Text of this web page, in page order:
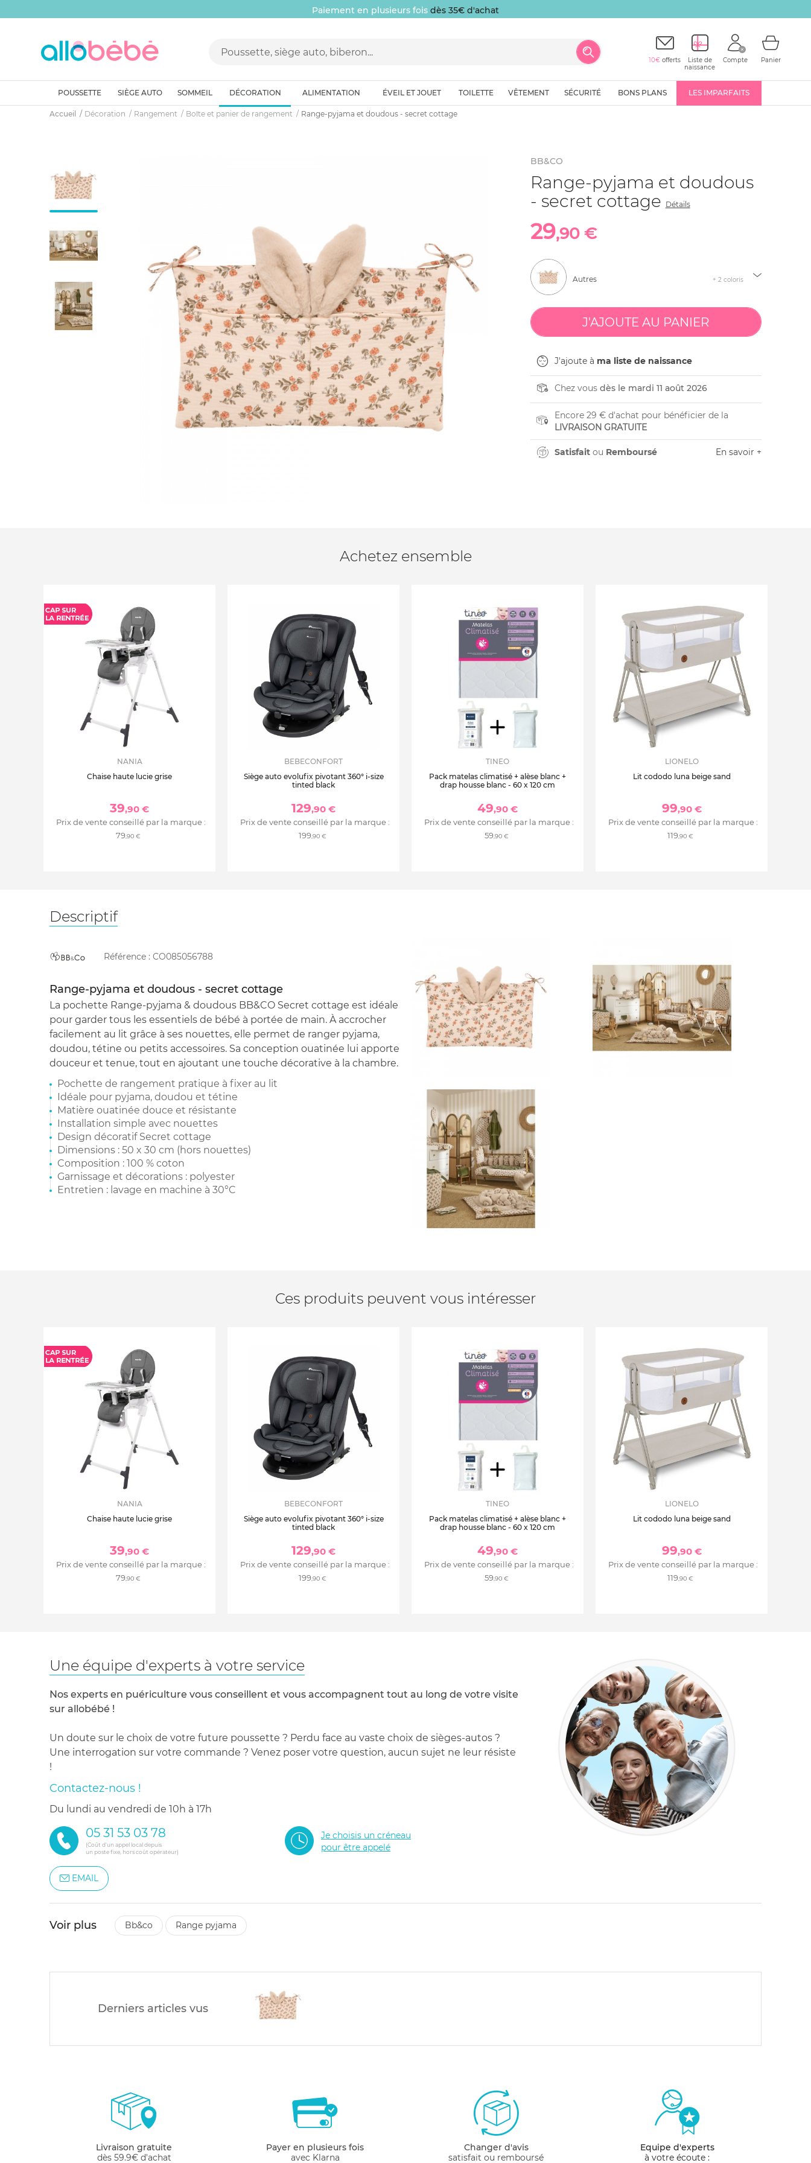
Paiement en plusieurs fois dès 35€ d'achat
10€ offerts
Liste de
naissance
Compte Panier
POUSSETTE SIÈGE AUTO SOMMEIL DÉCORATION ALIMENTATION ÉVEIL ET JOUET TOILETTE VÊTEMENT SÉCURITÉ BONS PLANS LES IMPARFAITS
Accueil Décoration Rangement Boîte et panier de rangement Range-pyjama et doudous - secret cottage
BB&CO
Range-pyjama et doudous
- secret cottage Détails
29,90 €
Autres + 2 coloris
J'ajoute à ma liste de naissance
Chez vous dès le mardi 11 août 2026
Encore 29 € d'achat pour bénéficier de la
LIVRAISON GRATUITE
Satisfaitou Remboursé En savoir +
Achetez ensemble
NANIA
Chaise haute lucie grise
39,90 €
Prix de vente conseillé par la marque :
79,90 €
BEBECONFORT
Siège auto evolufix pivotant 360° i-size
tinted black
129,90 €
Prix de vente conseillé par la marque :
199,90 €
TINEO
Pack matelas climatisé + alèse blanc +
drap housse blanc - 60 x 120 cm
49,90 €
Prix de vente conseillé par la marque :
59,90 €
LIONELO
Lit cododo luna beige sand
99,90 €
Prix de vente conseillé par la marque :
119,90 €
Descriptif
Référence : CO085056788
Range-pyjama et doudous - secret cottage
La pochette Range-pyjama & doudous BB&CO Secret cottage est idéale
pour garder tous les essentiels de bébé à portée de main. À accrocher
facilement au lit grâce à ses nouettes, elle permet de ranger pyjama,
doudou, tétine ou petits accessoires. Sa conception ouatinée lui apporte
douceur et tenue, tout en ajoutant une touche décorative à la chambre.
Pochette de rangement pratique à fixer au lit
Idéale pour pyjama, doudou et tétine
Matière ouatinée douce et résistante
Installation simple avec nouettes
Design décoratif Secret cottage
Dimensions : 50 x 30 cm (hors nouettes)
Composition : 100 % coton
Garnissage et décorations : polyester
Entretien : lavage en machine à 30°C
Ces produits peuvent vous intéresser
NANIA
Chaise haute lucie grise
39,90 €
Prix de vente conseillé par la marque :
79,90 €
BEBECONFORT
Siège auto evolufix pivotant 360° i-size
tinted black
129,90 €
Prix de vente conseillé par la marque :
199,90 €
TINEO
Pack matelas climatisé + alèse blanc +
drap housse blanc - 60 x 120 cm
49,90 €
Prix de vente conseillé par la marque :
59,90 €
LIONELO
Lit cododo luna beige sand
99,90 €
Prix de vente conseillé par la marque :
119,90 €
Une équipe d'experts à votre service
Nos experts en puériculture vous conseillent et vous accompagnent tout au long de votre visite
sur allobébé !
Un doute sur le choix de votre future poussette ? Perdu face au vaste choix de sièges-autos ?
Une interrogation sur votre commande ? Venez poser votre question, aucun sujet ne leur résiste
!
Contactez-nous !
du lundi au vendredi de 10h à 17h
05 31 53 03 78
(Coût d'un appel local depuis
un poste fixe, hors coût opérateur)
Je choisis un créneau
pour être appelé
EMAIL
Voir plus bb&co range pyjama
Derniers articles vus
Livraison gratuite
dès 59.9€ d'achat
Payer en plusieurs fois
avec Klarna
Changer d'avis
satisfait ou remboursé
Equipe d'experts
à votre écoute :